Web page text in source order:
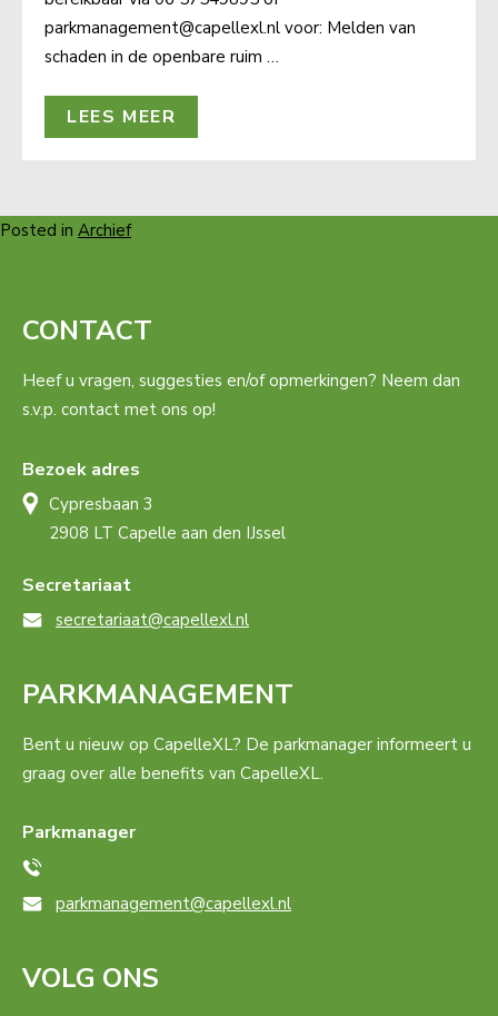
parkmanagement@capellexl.nl voor: Melden van
schaden in de openbare ruim …
LEES MEER
Posted in Archief
CONTACT
Heef u vragen, suggesties en/of opmerkingen? Neem dan
s.v.p. contact met ons op!
Bezoek adres
Cypresbaan 3
2908 LT Capelle aan den IJssel
Secretariaat
secretariaat@capellexl.nl
PARKMANAGEMENT
Bent u nieuw op CapelleXL? De parkmanager informeert u
graag over alle benefits van CapelleXL.
Parkmanager
parkmanagement@capellexl.nl
VOLG ONS